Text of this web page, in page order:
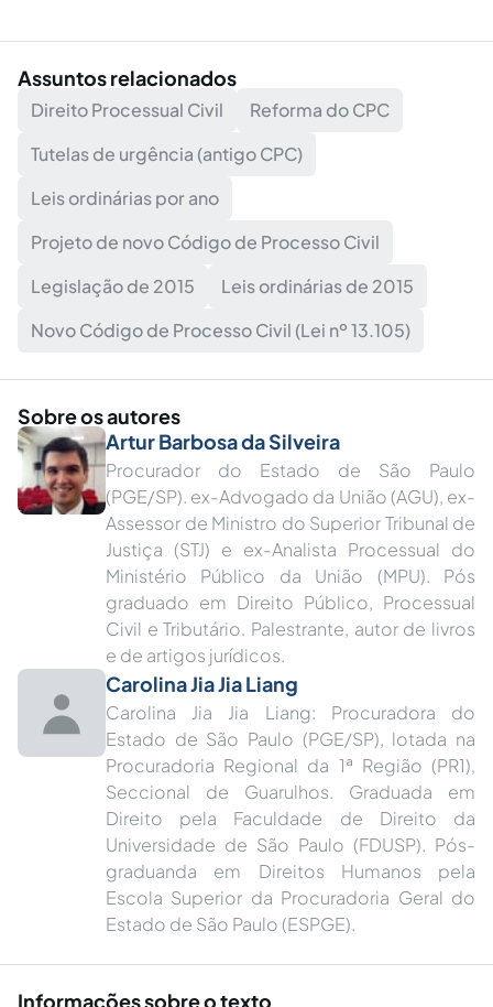
Assuntos relacionados
Direito Processual Civil
Reforma do CPC
Tutelas de urgência (antigo CPC)
Leis ordinárias por ano
Projeto de novo Código de Processo Civil
Legislação de 2015
Leis ordinárias de 2015
Novo Código de Processo Civil (Lei nº 13.105)
Sobre os autores
Artur Barbosa da Silveira
Procurador do Estado de São Paulo
(PGE/SP). ex-Advogado da União (AGU), ex-
Assessor de Ministro do Superior Tribunal de
Justiça (STJ) e ex-Analista Processual do
Ministério Público da União (MPU). Pós
graduado em Direito Público, Processual
Civil e Tributário. Palestrante, autor de livros
e de artigos jurídicos.
Carolina Jia Jia Liang
Carolina Jia Jia Liang: Procuradora do
Estado de São Paulo (PGE/SP), lotada na
Procuradoria Regional da 1ª Região (PR1),
Seccional de Guarulhos. Graduada em
Direito pela Faculdade de Direito da
Universidade de São Paulo (FDUSP). Pós-
graduanda em Direitos Humanos pela
Escola Superior da Procuradoria Geral do
Estado de São Paulo (ESPGE).
Informações sobre o texto